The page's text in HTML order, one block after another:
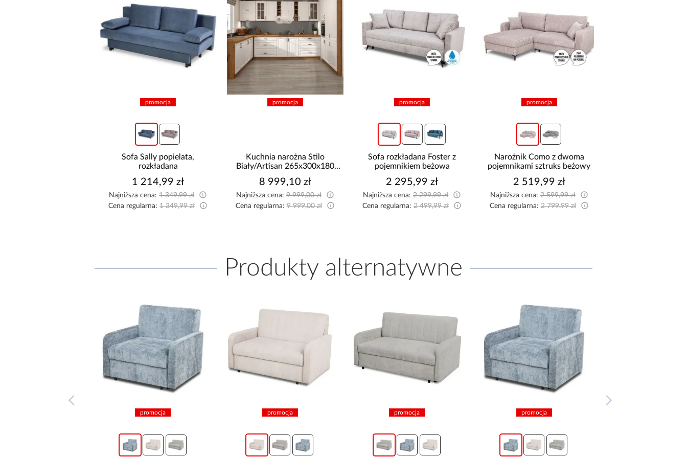
promocja
Sofa Sally popielata,
rozkładana
1 214,99 zł
Najniższa cena:1 349,99 zł
Cena regularna:1 349,99 zł
promocja
Kuchnia narożna Stilo
Biały/Artisan 265x300x180
8 999,10 zł
Najniższa cena:9 999,00 zł
Cena regularna:9 999,00 zł
promocja
Sofa rozkładana Foster z
pojemnikiem beżowa
2 295,99 zł
Najniższa cena:2 299,99 zł
Cena regularna:2 499,99 zł
promocja
Narożnik Como z dwoma
pojemnikami sztruks beżowy
2 519,99 zł
Najniższa cena:2 599,99 zł
Cena regularna:2 799,99 zł
Produkty alternatywne
promocja promocja promocja promocja